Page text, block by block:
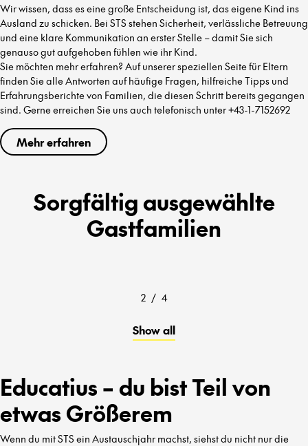
Wir wissen, dass es eine große Entscheidung ist, das eigene Kind ins
Ausland zu schicken. Bei STS stehen Sicherheit, verlässliche Betreuung
und eine klare Kommunikation an erster Stelle – damit Sie sich
genauso gut aufgehoben fühlen wie ihr Kind.
Sie möchten mehr erfahren? Auf unserer speziellen Seite für Eltern
finden Sie alle Antworten auf häufige Fragen, hilfreiche Tipps und
Erfahrungsberichte von Familien, die diesen Schritt bereits gegangen
sind. Gerne erreichen Sie uns auch telefonisch unter +43-1-7152692
Mehr erfahren
Sorgfältig ausgewählte
Gastfamilien
2 / 4
Show all
Educatius – du bist Teil von
etwas Größerem
Wenn du mit STS ein Austauschjahr machst, siehst du nicht nur die